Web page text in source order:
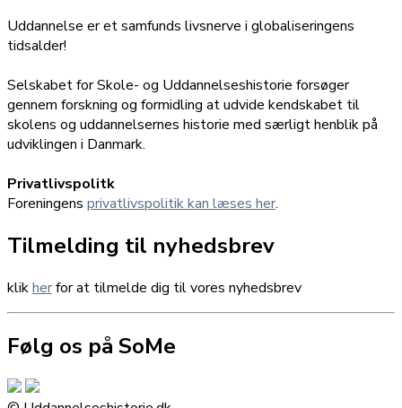
Uddannelse er et samfunds livsnerve i globaliseringens
tidsalder!
Selskabet for Skole- og Uddannelseshistorie forsøger
gennem forskning og formidling at udvide kendskabet til
skolens og uddannelsernes historie med særligt henblik på
udviklingen i Danmark.
Privatlivspolitk
Foreningens privatlivspolitik kan læses her.
Tilmelding til nyhedsbrev
klikherfor at tilmelde dig til vores nyhedsbrev
Følg os på SoMe